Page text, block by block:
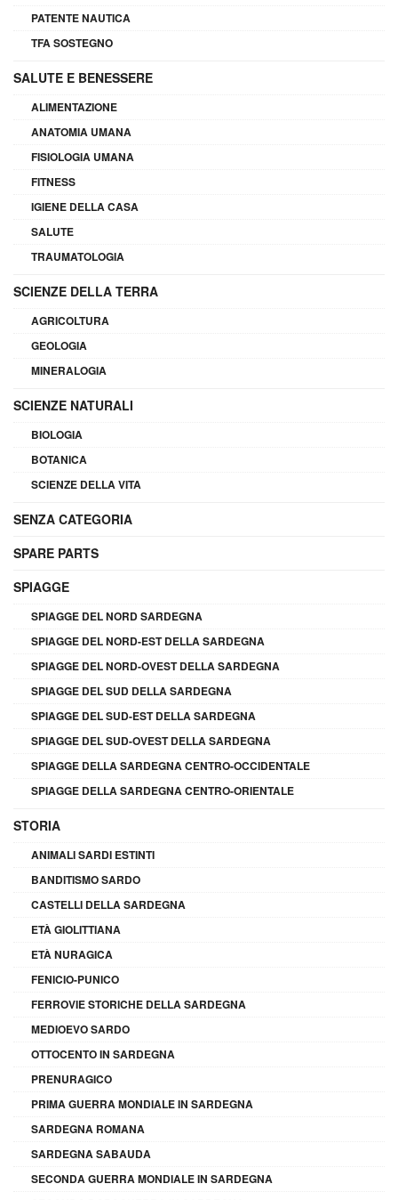
PATENTE NAUTICA
TFA SOSTEGNO
SALUTE E BENESSERE
ALIMENTAZIONE
ANATOMIA UMANA
FISIOLOGIA UMANA
FITNESS
IGIENE DELLA CASA
SALUTE
TRAUMATOLOGIA
SCIENZE DELLA TERRA
AGRICOLTURA
GEOLOGIA
MINERALOGIA
SCIENZE NATURALI
BIOLOGIA
BOTANICA
SCIENZE DELLA VITA
SENZA CATEGORIA
SPARE PARTS
SPIAGGE
SPIAGGE DEL NORD SARDEGNA
SPIAGGE DEL NORD-EST DELLA SARDEGNA
SPIAGGE DEL NORD-OVEST DELLA SARDEGNA
SPIAGGE DEL SUD DELLA SARDEGNA
SPIAGGE DEL SUD-EST DELLA SARDEGNA
SPIAGGE DEL SUD-OVEST DELLA SARDEGNA
SPIAGGE DELLA SARDEGNA CENTRO-OCCIDENTALE
SPIAGGE DELLA SARDEGNA CENTRO-ORIENTALE
STORIA
ANIMALI SARDI ESTINTI
BANDITISMO SARDO
CASTELLI DELLA SARDEGNA
ETÀ GIOLITTIANA
ETÀ NURAGICA
FENICIO-PUNICO
FERROVIE STORICHE DELLA SARDEGNA
MEDIOEVO SARDO
OTTOCENTO IN SARDEGNA
PRENURAGICO
PRIMA GUERRA MONDIALE IN SARDEGNA
SARDEGNA ROMANA
SARDEGNA SABAUDA
SECONDA GUERRA MONDIALE IN SARDEGNA